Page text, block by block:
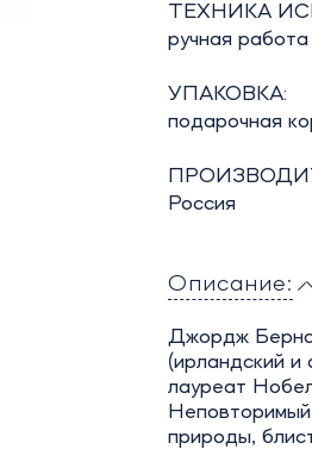
ТЕХНИКА
ручная работа
УПАКОВКА:
подарочная
Россия
Описание:
Джордж
(ирландский и
лауреат
природы,